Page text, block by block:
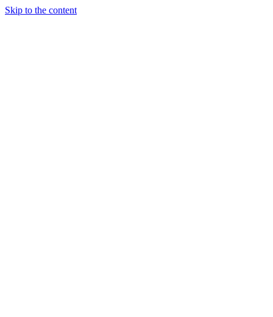
Skip to the content